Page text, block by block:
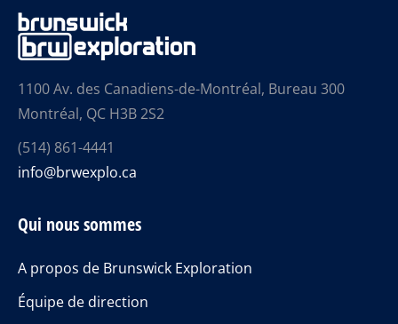
1100 Av. des Canadiens-de-Montréal, Bureau 300
Montréal, QC H3B 2S2
(514) 861-4441
info@brwexplo.ca
Qui nous sommes
A propos de Brunswick Exploration
Équipe de direction